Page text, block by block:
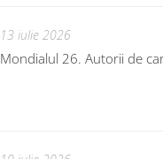
13 iulie 2026
Mondialul 26. Autorii de